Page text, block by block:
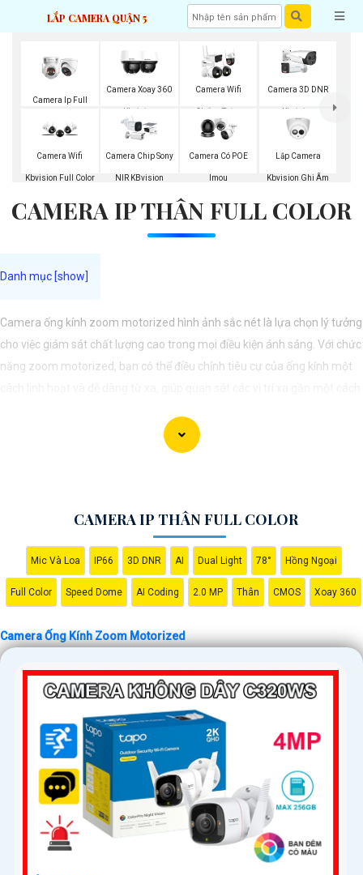
LẮP CAMERA QUẬN 5
Camera Ip Full
Color
Camera Xoay 360
Kbvision
Camera Wifi
Chống Trộm
Kbvision
Camera 3D DNR
Kbvision
Camera Wifi
Kbvision Full Color
Camera Chip Sony
NIR KBvision
Camera Có POE
Imou
Lắp Camera
Kbvision Ghi Âm
CAMERA IP THÂN FULL COLOR
Camera ống kính zoom motorized hình ảnh sắc nét là lựa chọn lý tưởng
cho việc giám sát chất lượng cao trong mọi điều kiện ánh sáng. Với chức
năng zoom motorized, bạn có thể điều chỉnh tiêu cự của ống kính một
bạn dễ dàng nhận diện và phân biệt chi tiết trong hình ảnh.
'
CAMERA IP THÂN FULL COLOR
Mic Và Loa IP66 3D DNR AI Dual Light 78° Hồng Ngoại
Full Color Speed Dome AI Coding 2.0 MP Thân CMOS Xoay 360
Camera Ống Kính Zoom Motorized